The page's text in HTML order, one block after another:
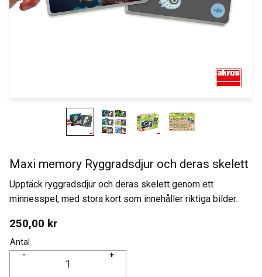
Maxi memory Ryggradsdjur och deras skelett
Upptäck ryggradsdjur och deras skelett genom ett
minnesspel, med stora kort som innehåller riktiga bilder.
250,00 kr
Antal
+
-